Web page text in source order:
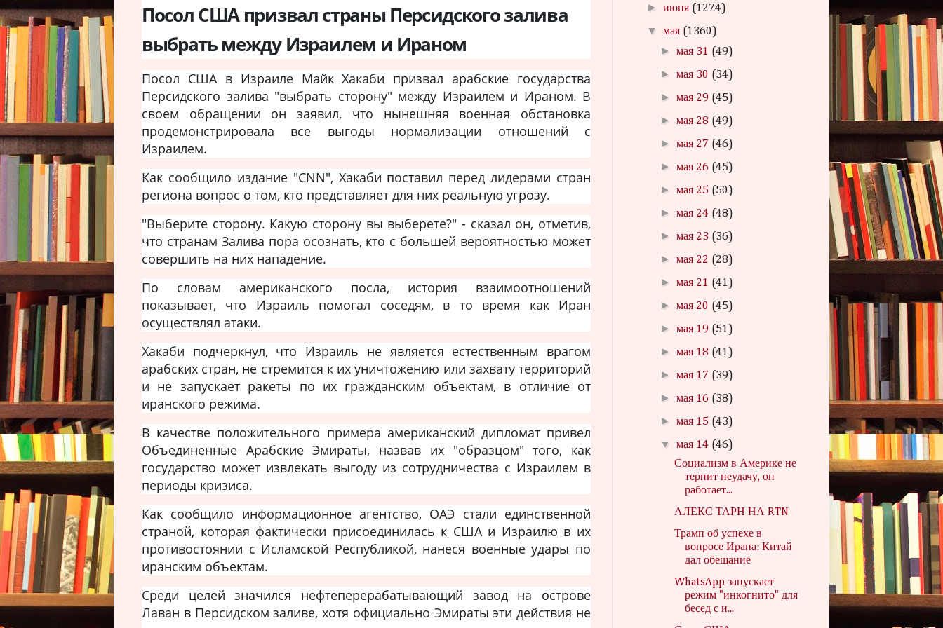
Посол США призвал страны Персидского залива
выбрать между Израилем и Ираном
Посол США в Израиле Майк Хакаби призвал арабские государства
Персидского залива "выбрать сторону" между Израилем и Ираном. В
своем обращении он заявил, что нынешняя военная обстановка
продемонстрировала все выгоды нормализации отношений с
Израилем.
Как сообщило издание "CNN", Хакаби поставил перед лидерами стран
региона вопрос о том, кто представляет для них реальную угрозу.
"Выберите сторону. Какую сторону вы выберете?" - сказал он, отметив,
что странам Залива пора осознать, кто с большей вероятностью может
совершить на них нападение.
По словам американского посла, история взаимоотношений
показывает, что Израиль помогал соседям, в то время как Иран
осуществлял атаки.
Хакаби подчеркнул, что Израиль не является естественным врагом
арабских стран, не стремится к их уничтожению или захвату территорий
и не запускает ракеты по их гражданским объектам, в отличие от
иранского режима.
В качестве положительного примера американский дипломат привел
Объединенные Арабские Эмираты, назвав их "образцом" того, как
государство может извлекать выгоду из сотрудничества с Израилем в
периоды кризиса.
Как сообщило информационное агентство, ОАЭ стали единственной
страной, которая фактически присоединилась к США и Израилю в их
противостоянии с Исламской Республикой, нанеся военные удары по
иранским объектам.
Среди целей значился нефтеперерабатывающий завод на острове
Лаван в Персидском заливе, хотя официально Эмираты эти действия не
►июня (1274)
▼мая (1360)
►мая 31 (49)
►мая 30 (34)
►мая 29 (45)
►мая 28 (49)
►мая 27 (46)
►мая 26 (45)
►мая 25 (50)
►мая 24 (48)
►мая 23 (36)
►мая 22 (28)
►мая 21 (41)
►мая 20 (45)
►мая 19 (51)
►мая 18 (41)
►мая 17 (39)
►мая 16 (38)
►мая 15 (43)
▼мая 14 (46)
Социализм в Америке не
терпит неудачу, он
работает...
АЛЕКС ТАРН НА RTN
Трамп об успехе в
вопросе Ирана: Китай
дал обещание
WhatsApp запускает
режим "инкогнито" для
бесед с и...